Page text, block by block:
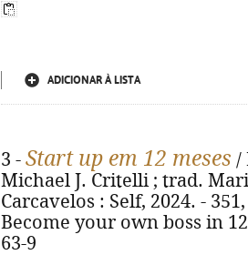
ADICIONAR À LISTA
3 - Start up em 12 meses /
Michael J. Critelli ; trad.
Carcavelos : Self, 2024. -
Become your own boss in
63-9